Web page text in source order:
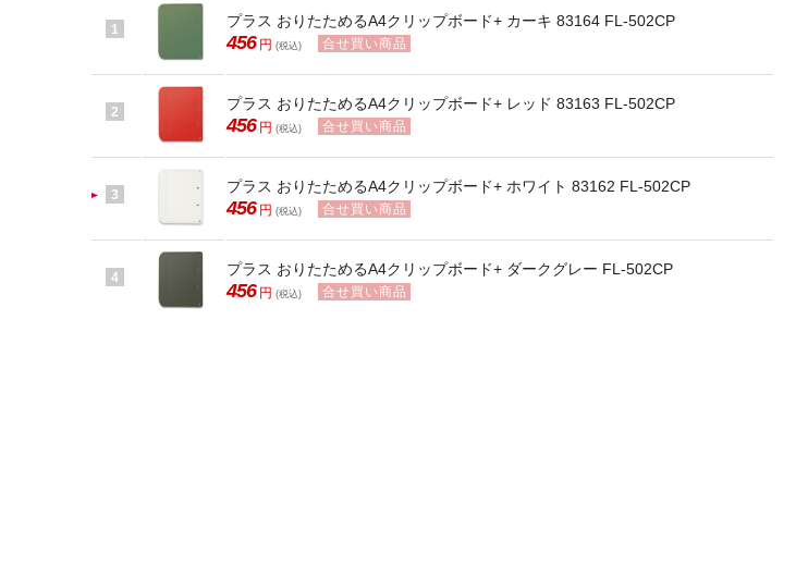
1 プラス おりたためるA4クリップボード+ カーキ 83164 FL-502CP
456 円 (税込) 合せ買い商品
2 プラス おりたためるA4クリップボード+ レッド 83163 FL-502CP
456 円 (税込) 合せ買い商品
3 プラス おりたためるA4クリップボード+ ホワイト 83162 FL-502CP
456 円 (税込) 合せ買い商品
4 プラス おりたためるA4クリップボード+ ダークグレー FL-502CP
456 円 (税込) 合せ買い商品